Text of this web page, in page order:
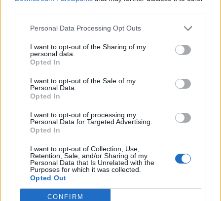
Personal Data Processing Opt Outs
I want to opt-out of the Sharing of my
personal data.
Opted In
I want to opt-out of the Sale of my
Personal Data.
Opted In
I want to opt-out of processing my
Personal Data for Targeted Advertising.
Opted In
I want to opt-out of Collection, Use,
Retention, Sale, and/or Sharing of my
Personal Data that Is Unrelated with the
Purposes for which it was collected.
Opted Out
CONFIRM
România pe Primul Loc (Ponta)
Arhiva sondajelor
ad